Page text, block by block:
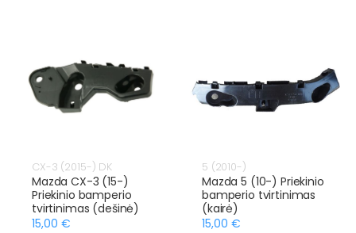
CX-3 (2015-) DK
Mazda CX-3 (15-)
Priekinio bamperio
tvirtinimas (dešinė)
15,00 €
5 (2010-)
Mazda 5 (10-) Priekinio
bamperio tvirtinimas
(kairė)
15,00 €